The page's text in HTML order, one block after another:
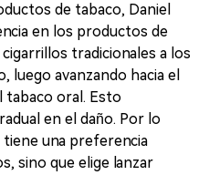
de tabaco, Daniel
en los productos de
tradicionales a los
avanzando hacia el
tabaco oral. Esto
en el daño. Por lo
una preferencia
sino que elige lanzar